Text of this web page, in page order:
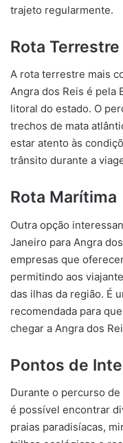
trajeto regularmente.
Rota Terrestre
A rota terrestre mais
Angra dos Reis é pela
litoral do estado. O
trechos de mata
estar atento às
trânsito durante a
Rota Marítima
Outra opção
Janeiro para Angra
empresas que
permitindo aos
das ilhas da região. É
recomendada para
chegar a Angra dos
Pontos de
Durante o percurso
é possível encontrar
praias paradisíacas,